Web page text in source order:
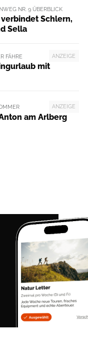
NR. 9 ÜBERBLICK
Schlern,
Sella
ANZEIGE
FÄHRE
mit
ANZEIGE
am Arlberg